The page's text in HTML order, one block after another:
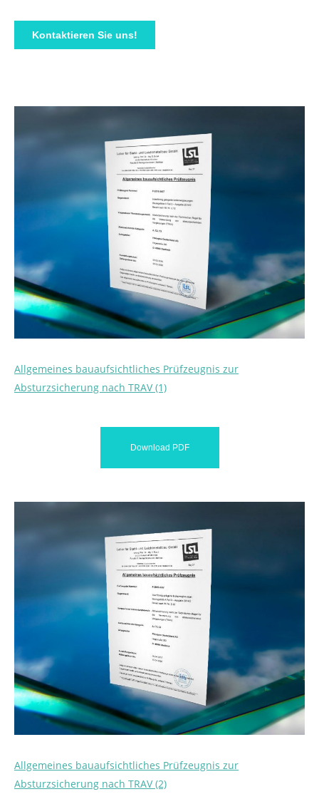
Kontaktieren Sie uns!
Allgemeines bauaufsichtliches Prüfzeugnis zur
Absturzsicherung nach TRAV (1)
Download PDF
Allgemeines bauaufsichtliches Prüfzeugnis zur
Absturzsicherung nach TRAV (2)